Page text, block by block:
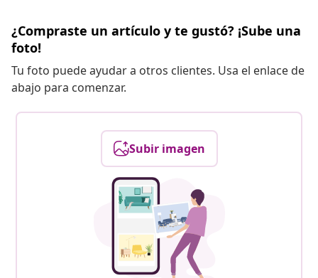
¿Compraste un artículo y te gustó? ¡Sube una
foto!
Tu foto puede ayudar a otros clientes. Usa el enlace de
abajo para comenzar.
Subir imagen